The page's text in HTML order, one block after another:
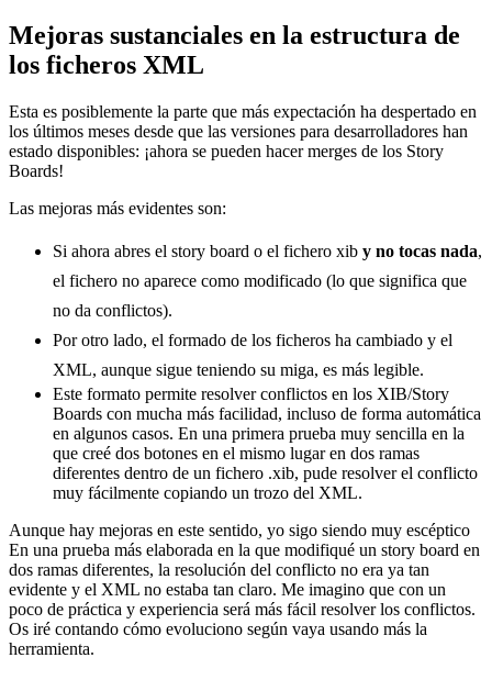
Mejoras sustanciales en la estructura de
los ficheros XML
Esta es posiblemente la parte que más expectación ha despertado en
los últimos meses desde que las versiones para desarrolladores han
estado disponibles: ¡ahora se pueden hacer merges de los Story
Boards!
Las mejoras más evidentes son:
Si ahora abres el story board o el fichero xib y no tocas nada,
el fichero no aparece como modificado (lo que significa que
no da conflictos).
Por otro lado, el formado de los ficheros ha cambiado y el
XML, aunque sigue teniendo su miga, es más legible.
Este formato permite resolver conflictos en los XIB/Story
Boards con mucha más facilidad, incluso de forma automática
en algunos casos. En una primera prueba muy sencilla en la
que creé dos botones en el mismo lugar en dos ramas
diferentes dentro de un fichero .xib, pude resolver el conflicto
muy fácilmente copiando un trozo del XML.
Aunque hay mejoras en este sentido, yo sigo siendo muy escéptico
En una prueba más elaborada en la que modifiqué un story board en
dos ramas diferentes, la resolución del conflicto no era ya tan
evidente y el XML no estaba tan claro. Me imagino que con un
poco de práctica y experiencia será más fácil resolver los conflictos.
Os iré contando cómo evoluciono según vaya usando más la
herramienta.